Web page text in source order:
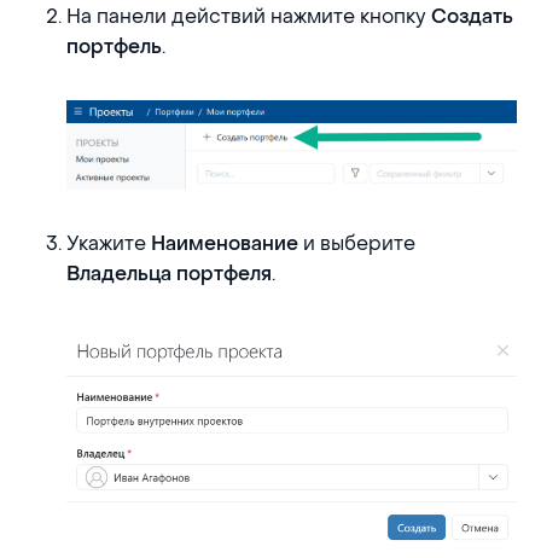
На панели действий нажмите кнопкуСоздать
портфель.
Укажите Наименование и выберите
Владельца портфеля.